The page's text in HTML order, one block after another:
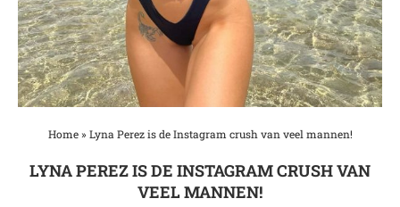
Home» Lyna Perez is de Instagram crush van veel mannen!
LYNA PEREZ IS DE INSTAGRAM CRUSH VAN
VEEL MANNEN!